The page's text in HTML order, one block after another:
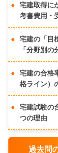
宅建取得に
考書費用・
宅建の「目
「分野別の
宅建の合格
格ライン）
宅建試験の
つの理由
過去問